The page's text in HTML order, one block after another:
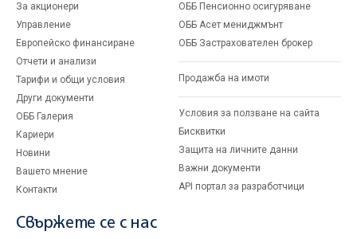
За акционери
Управление
Европейско финансиране
Отчети и анализи
Тарифи и общи условия
Други документи
ОББ Галерия
Кариери
Новини
Вашето мнение
Контакти
ОББ Пенсионно осигуряване
ОББ Асет мениджмънт
ОББ Застрахователен брокер
Продажба на имоти
Условия за ползване на сайта
Бисквитки
Защита на личните данни
Важни документи
API портал за разработчици
Свържете се с нас